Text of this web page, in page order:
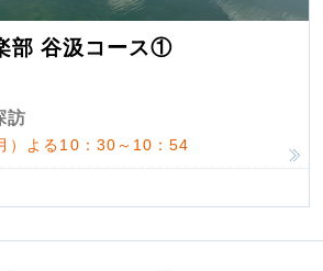
部 谷汲コース①
訪
）よる10：30～10：54